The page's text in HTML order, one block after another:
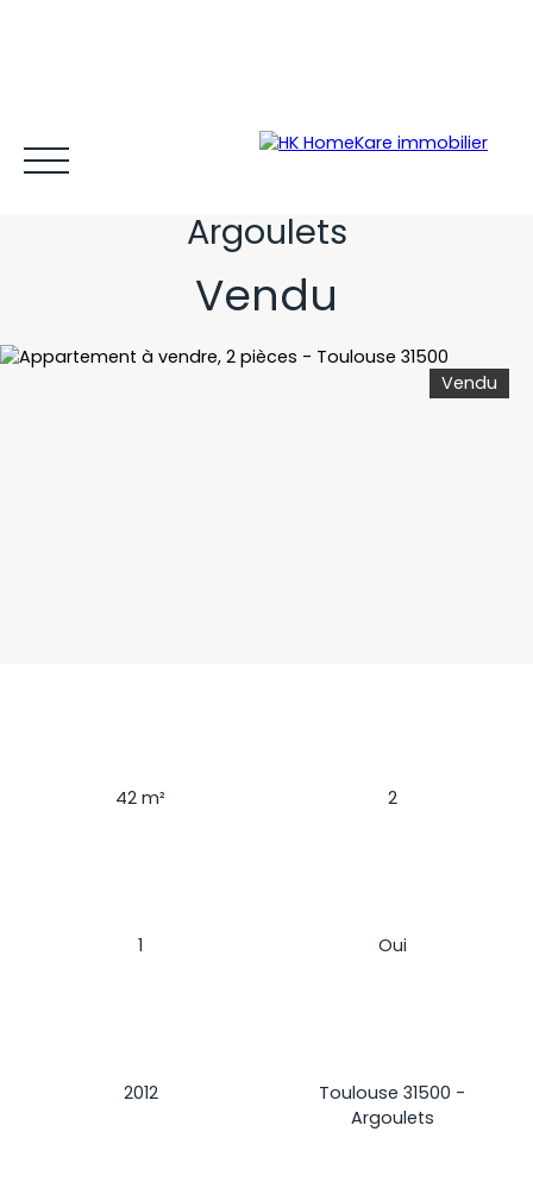
Acheter et louer Vendre Estimer Gestion locative
T2 en rez-de-jardin au bord
Argoulets
Vendu
Vendu
42m²
2
1
Oui
2012
Toulouse 31500 -
Argoulets